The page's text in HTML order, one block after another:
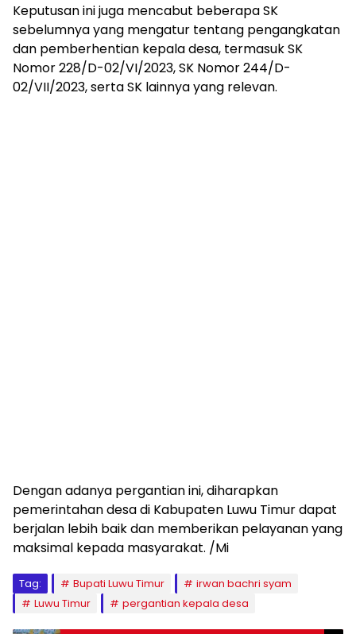
Keputusan ini juga mencabut beberapa SK
sebelumnya yang mengatur tentang pengangkatan
dan pemberhentian kepala desa, termasuk SK
Nomor 228/D-02/VI/2023, SK Nomor 244/D-
02/VII/2023, serta SK lainnya yang relevan.
Dengan adanya pergantian ini, diharapkan
pemerintahan desa di Kabupaten Luwu Timur dapat
berjalan lebih baik dan memberikan pelayanan yang
maksimal kepada masyarakat. /Mi
Tag: Bupati Luwu Timur
irwan bachri syam
Luwu Timur
pergantian kepala desa